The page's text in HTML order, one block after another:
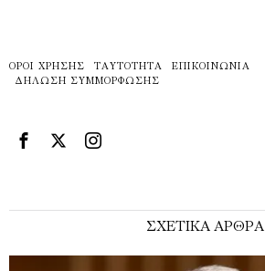
ΌΡΟΙ ΧΡΉΣΗΣ ΤΑΥΤΌΤΗΤΑ
ΕΠΙΚΟΙΝΩΝΊΑ
ΔΉΛΩΣΗ ΣΥΜΜΌΡΦΩΣΗΣ
ΣΧΕΤΙΚΑ ΑΡΘΡΑ